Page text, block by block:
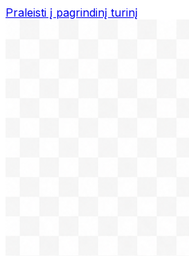
Praleisti į pagrindinį turinį